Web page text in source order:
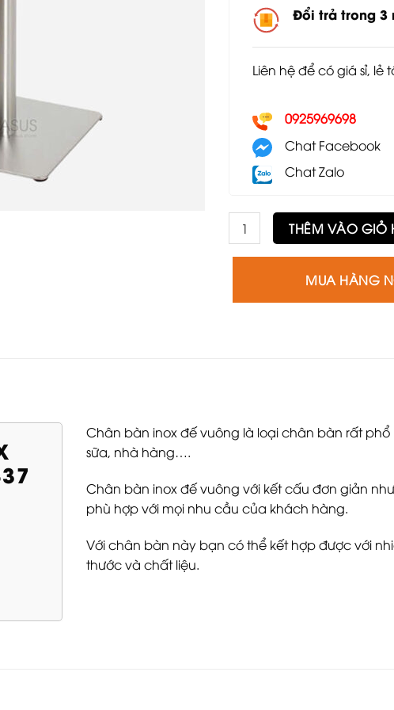
Đổi trả trong 3
Liên hệ để có giá sỉ, lẻ
0925969698
Chat Facebook
Chat Zalo
Chân bàn inox đế vuông
THÊM VÀO GIỎ
MUA HÀNG
Chân bàn inox đế vuông là loại chân bàn rất
sữa, nhà hàng….
Chân bàn inox đế vuông với kết cấu đơn giản
phù hợp với mọi nhu cầu của khách hàng.
Với chân bàn này bạn có thể kết hợp được với
thước và chất liệu.